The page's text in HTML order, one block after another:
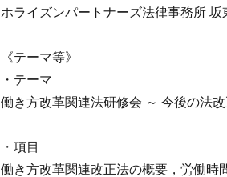
ホライズンパートナーズ法律事務所 坂
《テーマ等》
・テーマ
働き方改革関連法研修会 ～ 今後の法
・項目
働き方改革関連改正法の概要，労働時